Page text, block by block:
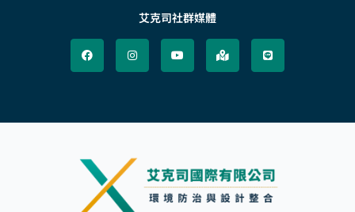
艾克司社群媒體
a
c
e
b
n
s
t
a
m
o
u
u
a
p
-
m
e
l
t
i
n
e